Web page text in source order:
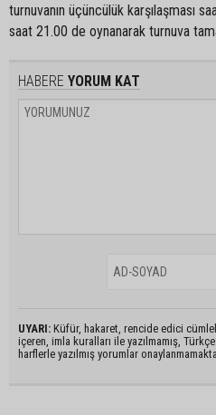
turnuvanın üçüncülük karşılaşması
saat 21.00 de oynanarak turnuva
HABERE YORUM KAT
UYARI: Küfür, hakaret, rencide edici
içeren, imla kuralları ile yazılmamış,
harflerle yazılmış yorumlar